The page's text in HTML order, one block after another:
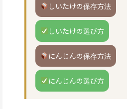
しいたけの保存方法
しいたけの選び方
にんじんの保存方法
にんじんの選び方